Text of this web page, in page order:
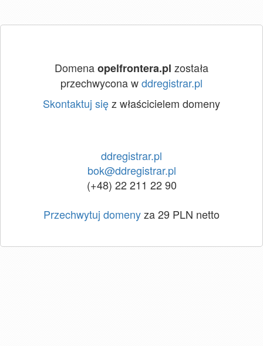
Domenaopelfrontera.pl została
przechwycona wddregistrar.pl
Skontaktuj sięz właścicielem domeny
ddregistrar.pl
bok@ddregistrar.pl
(+48) 22 211 22 90
Przechwytuj domenyza 29 PLN netto